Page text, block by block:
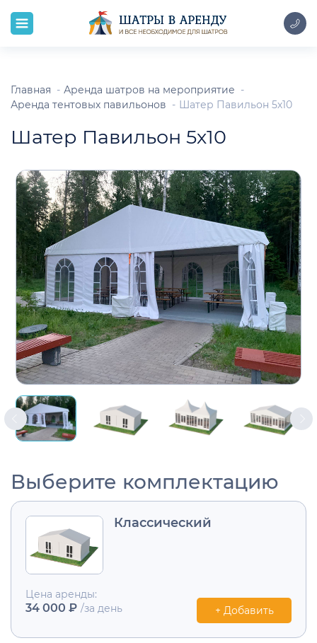
Главная
Аренда шатров на мероприятие
Аренда тентовых павильонов
Шатер Павильон 5х10
Шатер Павильон 5х10
Выберите комплектацию
Классический
Цена аренды:
34 000 ₽ /за день + Добавить